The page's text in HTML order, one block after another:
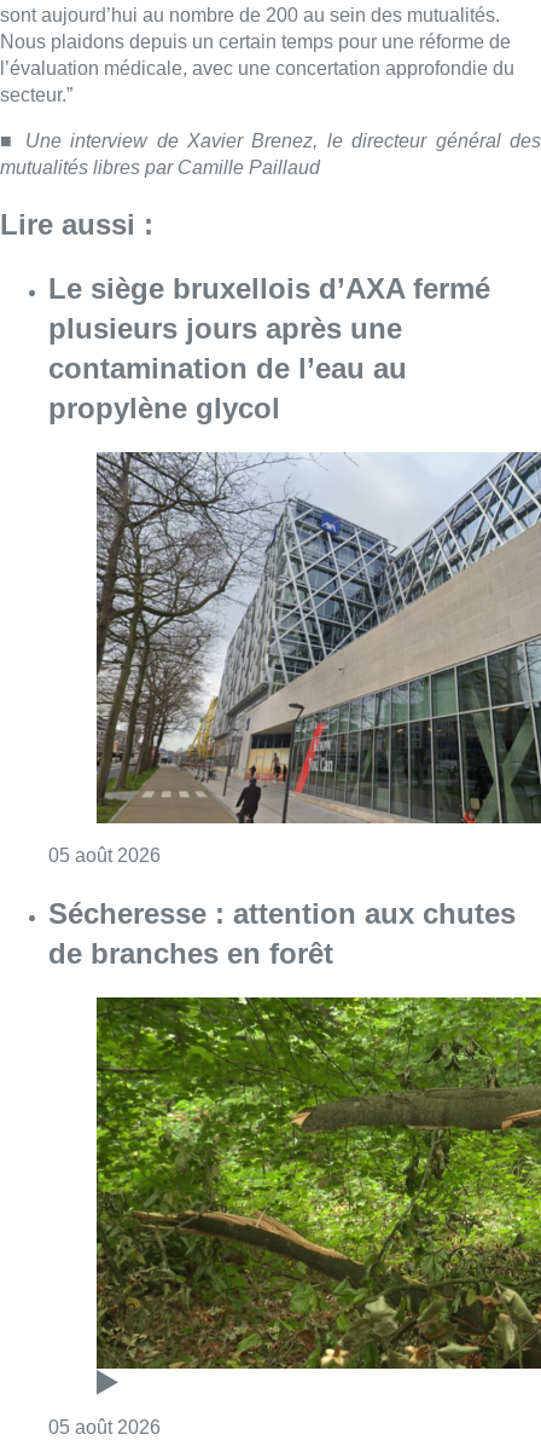
sont aujourd’hui au nombre de 200 au sein des mutualités.
Nous plaidons depuis un certain temps pour une réforme de
l’évaluation médicale, avec une concertation approfondie du
secteur.”
■ Une interview de Xavier Brenez, le directeur général des
mutualités libres par Camille Paillaud
Lire aussi :
Le siège bruxellois d’AXA fermé
plusieurs jours après une
contamination de l’eau au
propylène glycol
05 août 2026
Sécheresse : attention aux chutes
de branches en forêt
05 août 2026